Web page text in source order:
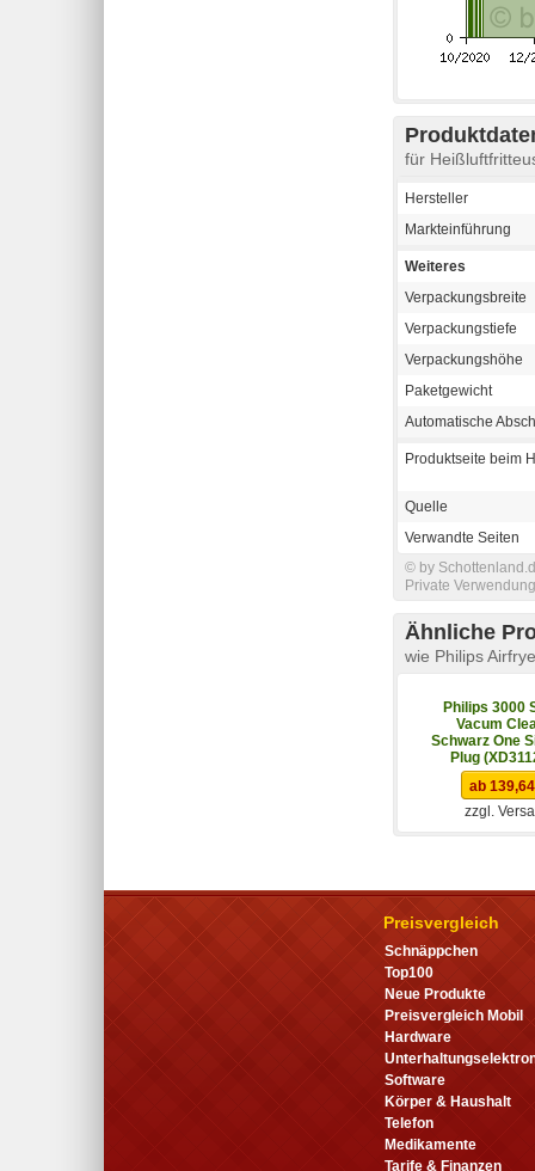
für
Hersteller
Markteinführung
Weiteres
Verpackungsbreite
Verpackungstiefe
Verpackungshöhe
Paketgewicht
Automatische
Produktseite beim
Quelle
Verwandte Seiten
© by
Private
Ähnliche
wie Philips
Philips 3000
Vacum
Schwarz One
Plug
ab
zzgl.
Preisvergleich
Schnäppchen
Top100
Neue Produkte
Preisvergleich Mobil
Hardware
Software
Körper & Haushalt
Telefon
Medikamente
Tarife & Finanzen